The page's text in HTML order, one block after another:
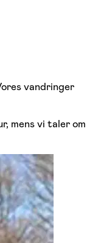
vandringer
mens vi taler om